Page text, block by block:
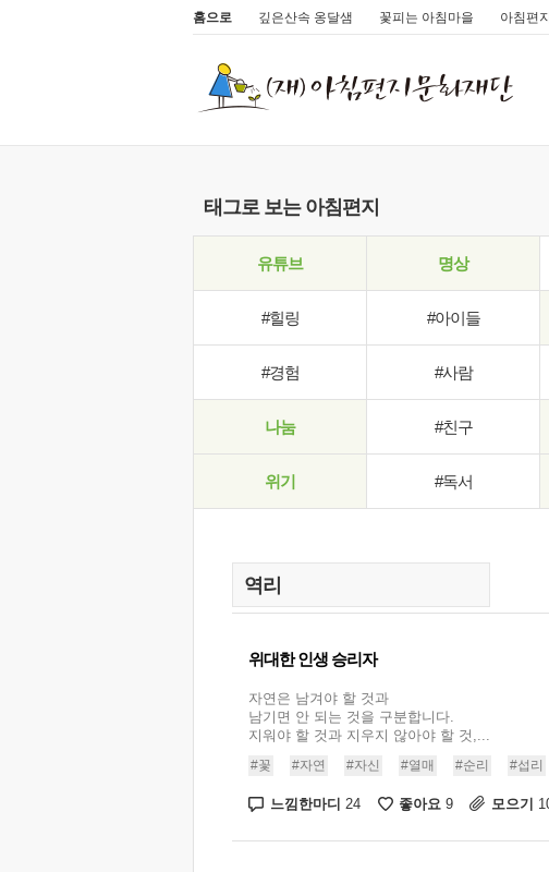
홈으로 깊은산속 옹달샘 꽃피는 아침마을 아침편
태그로 보는 아침편지
유튜브 명상
#힐링 #아이들
#경험 #사람
나눔 #친구
위기 #독서
위대한 인생 승리자
자연은 남겨야 할 것과
남기면 안 되는 것을 구분합니다.
지워야 할 것과 지우지 않아야 할 것,...
#꽃 #자연 #자신 #열매 #순리 #섭리
느낌한마디 24 좋아요 9 모으기